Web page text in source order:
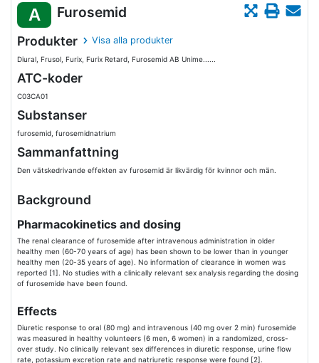
A Furosemid
Produkter Visa alla produkter
Diural, Frusol, Furix, Furix Retard, Furosemid AB Unime......
ATC-koder
C03CA01
Substanser
furosemid, furosemidnatrium
Sammanfattning
Den vätskedrivande effekten av furosemid är likvärdig för kvinnor och män.
Background
Pharmacokinetics and dosing
The renal clearance of furosemide after intravenous administration in older
healthy men (60-70 years of age) has been shown to be lower than in younger
healthy men (20-35 years of age). No information of clearance in women was
reported [1]. No studies with a clinically relevant sex analysis regarding the dosing
of furosemide have been found.
Effects
Diuretic response to oral (80 mg) and intravenous (40 mg over 2 min) furosemide
was measured in healthy volunteers (6 men, 6 women) in a randomized, cross-
over study. No clinically relevant sex differences in diuretic response, urine flow
rate, potassium excretion rate and natriuretic response were found [2].